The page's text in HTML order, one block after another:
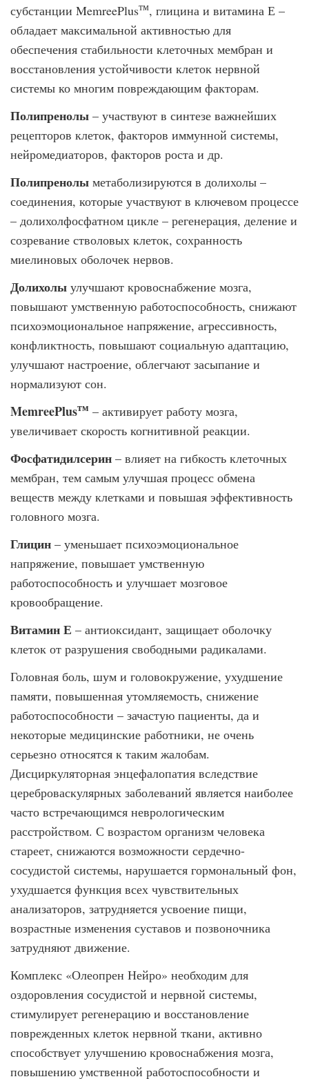
субстанции MemreePlusтм, глицина и витамина Е –
обладает максимальной активностью для
обеспечения стабильности клеточных мембран и
восстановления устойчивости клеток нервной
системы ко многим повреждающим факторам.
Полипренолы – участвуют в синтезе важнейших
рецепторов клеток, факторов иммунной системы,
нейромедиаторов, факторов роста и др.
Полипренолы метаболизируются в долихолы –
соединения, которые участвуют в ключевом процессе
– долихолфосфатном цикле – регенерация, деление и
созревание стволовых клеток, сохранность
миелиновых оболочек нервов.
Долихолы улучшают кровоснабжение мозга,
повышают умственную работоспособность, снижают
психоэмоциональное напряжение, агрессивность,
конфликтность, повышают социальную адаптацию,
улучшают настроение, облегчают засыпание и
нормализуют сон.
MemreePlusтм – активирует работу мозга,
увеличивает скорость когнитивной реакции.
Фосфатидилсерин – влияет на гибкость клеточных
мембран, тем самым улучшая процесс обмена
веществ между клетками и повышая эффективность
головного мозга.
Глицин – уменьшает психоэмоциональное
напряжение, повышает умственную
работоспособность и улучшает мозговое
кровообращение.
Витамин Е – антиоксидант, защищает оболочку
клеток от разрушения свободными радикалами.
Головная боль, шум и головокружение, ухудшение
памяти, повышенная утомляемость, снижение
работоспособности – зачастую пациенты, да и
некоторые медицинские работники, не очень
серьезно относятся к таким жалобам.
Дисциркуляторная энцефалопатия вследствие
цереброваскулярных заболеваний является наиболее
часто встречающимся неврологическим
расстройством. С возрастом организм человека
стареет, снижаются возможности сердечно-
сосудистой системы, нарушается гормональный фон,
ухудшается функция всех чувствительных
анализаторов, затрудняется усвоение пищи,
возрастные изменения суставов и позвоночника
затрудняют движение.
Комплекс «Олеопрен Нейро» необходим для
оздоровления сосудистой и нервной системы,
стимулирует регенерацию и восстановление
поврежденных клеток нервной ткани, активно
способствует улучшению кровоснабжения мозга,
повышению умственной работоспособности и